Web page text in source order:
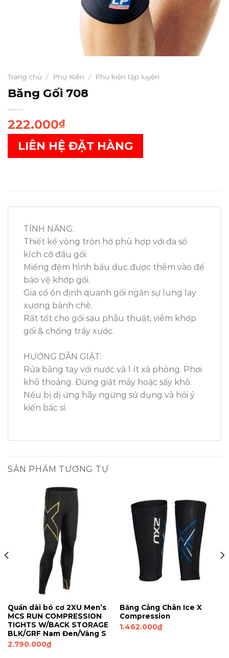
Trang chủ / Phụ Kiện / Phụ kiện tập luyện
Băng Gối 708
222.000₫
LIÊN HỆ ĐẶT HÀNG
TÍNH NĂNG:
Thiết kế vòng tròn hở phù hợp với đa số
kích cỡ đầu gối.
Miếng đệm hình bầu dục được thêm vào để
bảo vệ khớp gối.
Gia cố ổn định quanh gối ngăn sự lung lay
xương bánh chè.
Rất tốt cho gối sau phẫu thuật, viêm khớp
gối & chống trầy xước.
HƯỚNG DẪN GIẶT:
Rửa bằng tay với nước và 1 ít xà phòng. Phơi
khô thoáng. Đừng giặt máy hoặc sấy khô.
Nếu bị dị ứng hãy ngừng sử dụng và hỏi ý
kiến bác sĩ.
SẢN PHẨM TƯƠNG TỰ
Quần dài bó cơ 2XU Men’s
MCS RUN COMPRESSION
TIGHTS W/BACK STORAGE
BLK/GRF Nam Đen/Vàng S
2.790.000₫
Băng Cẳng Chân Ice X
Compression
1.462.000₫